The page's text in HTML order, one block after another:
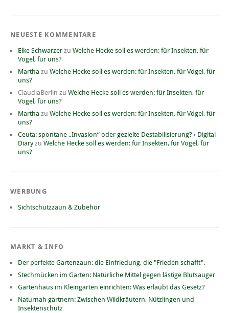
NEUESTE KOMMENTARE
Elke Schwarzer zu Welche Hecke soll es werden: für Insekten, für
Vögel, für uns?
Martha zu Welche Hecke soll es werden: für Insekten, für Vögel, für
uns?
ClaudiaBerlin zu Welche Hecke soll es werden: für Insekten, für
Vögel, für uns?
Martha zu Welche Hecke soll es werden: für Insekten, für Vögel, für
uns?
Ceuta: spontane „Invasion“ oder gezielte Destabilisierung? › Digital
Diaryzu Welche Hecke soll es werden: für Insekten, für Vögel, für
uns?
WERBUNG
Sichtschutzzaun & Zubehör
MARKT & INFO
Der perfekte Gartenzaun: die Einfriedung, die "Frieden schafft".
Stechmücken im Garten: Natürliche Mittel gegen lästige Blutsauger
Gartenhaus im Kleingarten einrichten: Was erlaubt das Gesetz?
Naturnah gärtnern: Zwischen Wildkräutern, Nützlingen und
Insektenschutz